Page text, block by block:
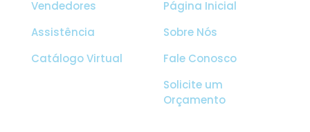
Vendedores
Assistência
Catálogo Virtual
Página Inicial
Sobre Nós
Fale Conosco
Solicite um
Orçamento